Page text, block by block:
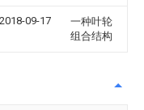
2018-09-17
一种叶轮
组合结构